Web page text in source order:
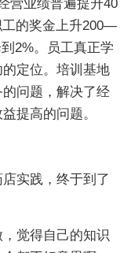
业绩普遍提升40
的奖金上升200—
2%。员工真正学
定位。培训基地
问题，解决了经
提高的问题。
实践，终于到了
觉得自己的知识